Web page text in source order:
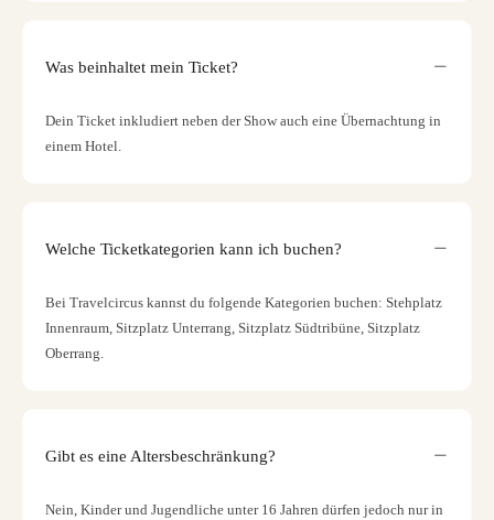
Was beinhaltet mein Ticket?
Dein Ticket inkludiert neben der Show auch eine Übernachtung in
einem Hotel.
Welche Ticketkategorien kann ich buchen?
Bei Travelcircus kannst du folgende Kategorien buchen: Stehplatz
Innenraum, Sitzplatz Unterrang, Sitzplatz Südtribüne, Sitzplatz
Oberrang.
Gibt es eine Altersbeschränkung?
Nein, Kinder und Jugendliche unter 16 Jahren dürfen jedoch nur in